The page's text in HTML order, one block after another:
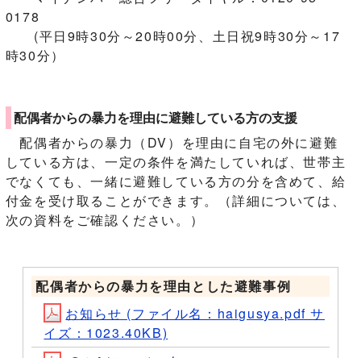
0178
(平日9時30分～20時00分、土日祝9時30分～17
時30分）
配偶者からの暴力を理由に避難している方の支援
配偶者からの暴力（DV）を理由に自宅の外に避難
している方は、一定の条件を満たしていれば、世帯主
でなくても、一緒に避難している方の分を含めて、給
付金を受け取ることができます。（詳細については、
次の資料をご確認ください。）
配偶者からの暴力を理由とした避難事例
お知らせ (ファイル名：haigusya.pdf サ
イズ：1023.40KB)